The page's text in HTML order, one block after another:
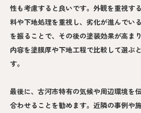
性も考慮すると良いです。外観を重視す
料や下地処理を重視し、劣化が進んでい
を振ることで、その後の塗装効果が高ま
内容を塗膜厚や下地工程で比較して選ぶ
す。
最後に、古河市特有の気候や周辺環境を
合わせることを勧めます。近隣の事例や